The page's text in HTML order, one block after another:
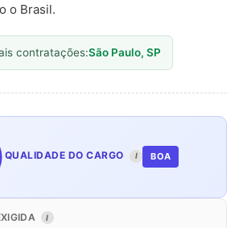
o Brasil.
contratações:São Paulo, SP
QUALIDADE DO CARGO I BOA
I